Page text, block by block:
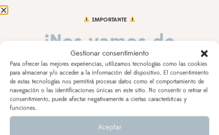
Gestionar consentimiento
Para ofrecer las mejores experiencias, utilizamos tecnologías como las cookies
para almacenar y/o acceder a la información del dispositivo. El consentimiento
de estas tecnologías nos permitirá procesar datos como el comportamiento de
navegación o las identificaciones únicas en este sitio. No consentir o retirar el
consentimiento, puede afectar negativamente a ciertas características y
funciones.
Aceptar
Aún no hay reseñas
PRODUCTOS RELACIONADOS
IMPORTANTE
¡Nos vamos de
vacaciones!
DEL 3 AL 21 DE AGOSTO
Los pedidos realizados a partir del 28 de julio
saldrán,
según orden de entrada y tiempo de procesamiento
(indicado en la descripción del producto), a partir del